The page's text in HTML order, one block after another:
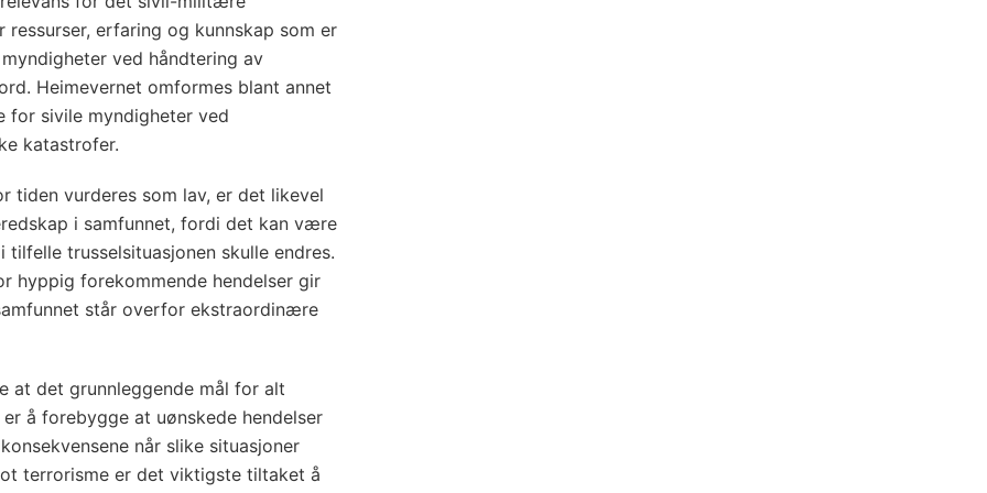
ressurser, erfaring og kunnskap som er
ved håndtering av
Heimevernet omformes blant annet
sivile myndigheter ved
katastrofer.
tiden vurderes som lav, er det likevel
i samfunnet, fordi det kan være
trusselsituasjonen skulle endres.
hyppig forekommende hendelser gir
står overfor ekstraordinære
at det grunnleggende mål for alt
å forebygge at uønskede hendelser
når slike situasjoner
terrorisme er det viktigste tiltaket å